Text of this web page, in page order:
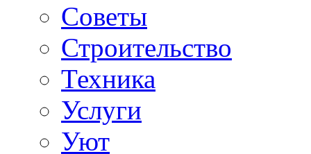
Советы
Строительство
Техника
Услуги
Уют